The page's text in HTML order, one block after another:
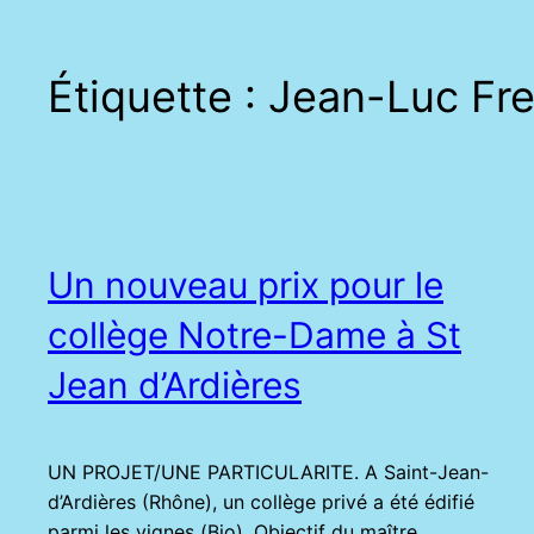
Étiquette : Jean-Luc
Un nouveau prix pour le
collège Notre-Dame à St
Jean d’Ardières
UN PROJET/UNE PARTICULARITE. A Saint-Jean-
d’Ardières (Rhône), un collège privé a été édifié